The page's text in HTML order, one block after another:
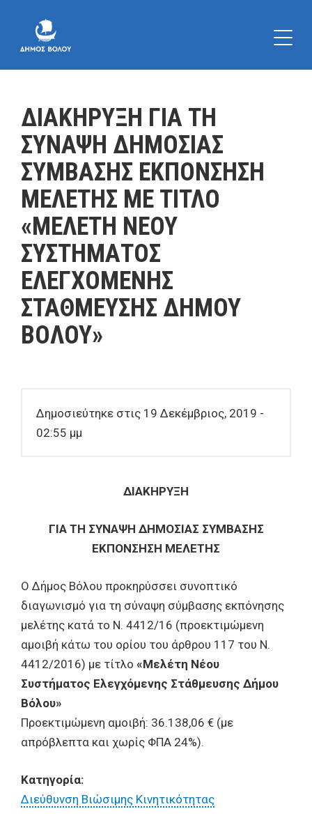
ΔΙΑΚΗΡΥΞΗ ΓΙΑ ΤΗ
ΣΥΝΑΨΗ ΔΗΜΟΣΙΑΣ
ΣΥΜΒΑΣΗΣ ΕΚΠΟΝΣΗΣΗ
ΜΕΛΕΤΗΣ ΜΕ ΤΙΤΛΟ
«ΜΕΛΕΤΗ ΝΕΟΥ
ΣΥΣΤΗΜΑΤΟΣ
ΕΛΕΓΧΟΜΕΝΗΣ
ΣΤΑΘΜΕΥΣΗΣ ΔΗΜΟΥ
ΒΟΛΟΥ»
Δημοσιεύτηκε στις 19 Δεκέμβριος, 2019 -
02:55 μμ
ΔΙΑΚΗΡΥΞΗ
ΓΙΑ ΤΗ ΣΥΝΑΨΗ ΔΗΜΟΣΙΑΣ ΣΥΜΒΑΣΗΣ
ΕΚΠΟΝΣΗΣΗ ΜΕΛΕΤΗΣ
Ο Δήμος Βόλου προκηρύσσει συνοπτικό
διαγωνισμό για τη σύναψη σύμβασης εκπόνησης
μελέτης κατά το Ν. 4412/16 (προεκτιμώμενη
αμοιβή κάτω του ορίου του άρθρου 117 του Ν.
4412/2016) με τίτλο «Μελέτη Νέου
Συστήματος Ελεγχόμενης Στάθμευσης Δήμου
Βόλου»
Προεκτιμώμενη αμοιβή: 36.138,06 € (με
απρόβλεπτα και χωρίς ΦΠΑ 24%).
Κατηγορία:
Διεύθυνση Βιώσιμης Κινητικότητας